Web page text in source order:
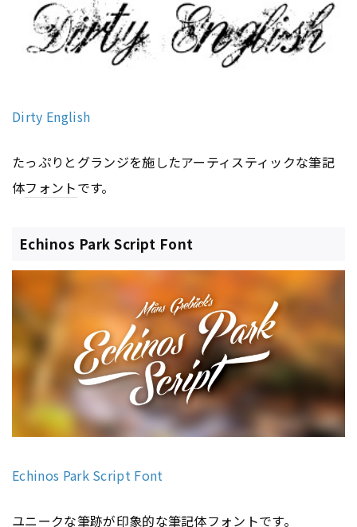
Dirty English
たっぷりとグランジを施したアーティスティックな筆記
体フォントです。
Echinos Park Script Font
Echinos Park Script Font
ユニークな筆跡が印象的な筆記体フォントです。